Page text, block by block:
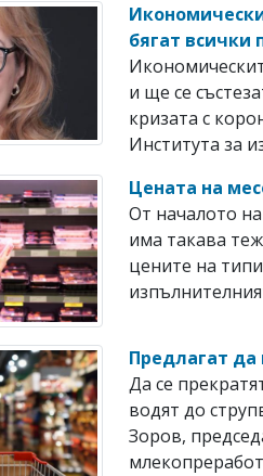
бягат всички
и ще се
кризата с
Института за
Цената на
От началото
има такава
цените на
Предлагат да
Да се
водят до
Зоров,